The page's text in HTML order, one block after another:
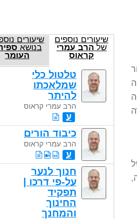
שיעורים נוספים
שלהרב עמרי
קראוס
שיעורים
בנושא
העומר
טלטול כלי
שמלאכתו
להיתר
הרב עמרי קראוס
ע
כיבוד הורים
הרב עמרי קראוס
ע
חנוך לנער
על-פי דרכו |
תפקיד
החינוך
והמחנך